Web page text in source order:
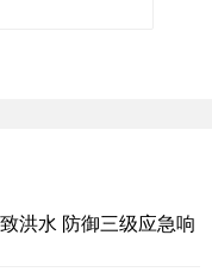
洪水 防御三级应急响